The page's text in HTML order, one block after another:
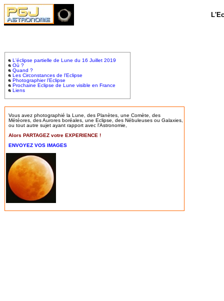
L'éclipse partielle de Lune du 16 Juillet 2019
Où ?
Quand ?
Les Circonstances de l'Eclipse
Photographier l'Eclipse
Prochaine Eclipse de Lune visible en France
Liens
Vous avez photographié la Lune, des Planètes, une Comète, des
Météores, des Aurores boréales, une Eclipse, des Nébuleuses ou Galaxies,
ou tout autre sujet ayant rapport avec l'Astronomie,
Alors PARTAGEZ votre EXPERIENCE !
ENVOYEZ VOS IMAGES